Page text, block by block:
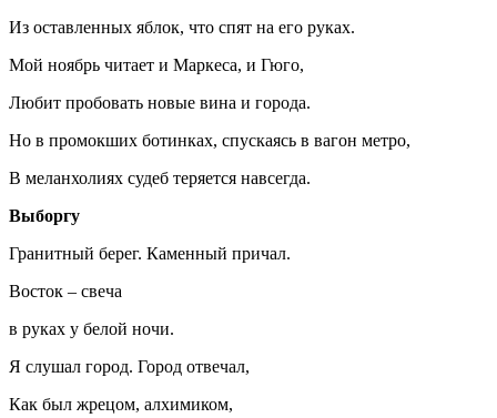
Из оставленных яблок, что спят на его руках.
Мой ноябрь читает и Маркеса, и Гюго,
Любит пробовать новые вина и города.
Но в промокших ботинках, спускаясь в вагон метро,
В меланхолиях судеб теряется навсегда.
Выборгу
Гранитный берег. Каменный причал.
Восток – свеча
в руках у белой ночи.
Я слушал город. Город отвечал,
Как был жрецом, алхимиком,